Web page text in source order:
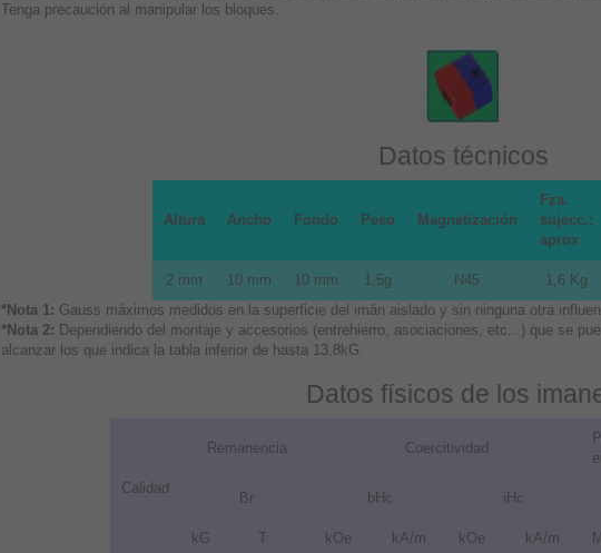
Tenga precaución al manipular los bloques.
Datos técnicos
Altura Ancho Fondo Peso Magnetización
Fza.
sujecc.:
aprox
2 mm 10 mm 10 mm 1,5g N45 1,6 Kg
*Nota 1: Gauss máximos medidos en la superficie del imán aislado y sin ninguna otra
*Nota 2: Dependiendo del montaje y accesorios (entrehierro, asociaciones, etc...) que se
alcanzar los que indica la tabla inferior de hasta 13.8kG.
Datos físicos de los
Calidad
Remanencia Coercitividad
Br bHc iHc
kG T kOe kA/m kOe kA/m